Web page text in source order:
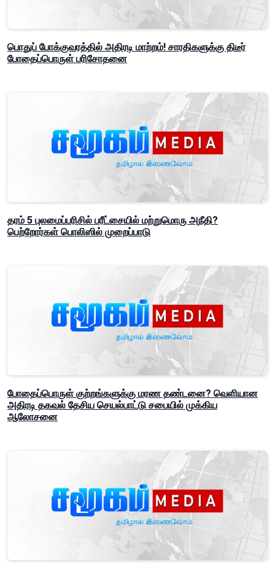
பொதுப் போக்குவரத்தில் அதிரடி மாற்றம்! சாரதிகளுக்கு திடீர்
போதைப்பொருள் பரிசோதனை
தரம் 5 புலமைப்பரிசில் பரீட்சையில் மற்றுமொரு அநீதி?
பெற்றோர்கள் பொலிஸில் முறைப்பாடு
போதைப்பொருள் குற்றங்களுக்கு மரண தண்டனை? வெளியான
அதிரடி தகவல் தேசிய செயல்பாட்டு சபையில் முக்கிய
ஆலோசனை